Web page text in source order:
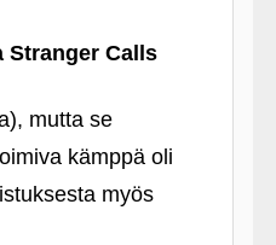
Stranger Calls
mutta se
kämppä oli
myös